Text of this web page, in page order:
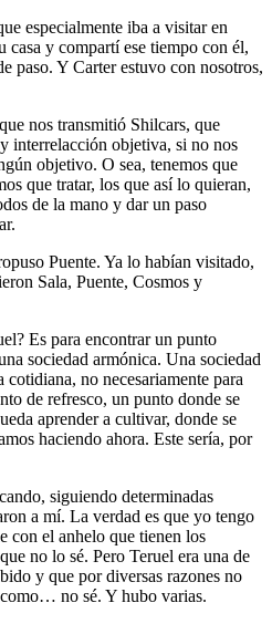
especialmente iba a visitar en
casa y compartí ese tiempo con él,
paso. Y Carter estuvo con nosotros,
nos transmitió Shilcars, que
interrelacción objetiva, si no nos
objetivo. O sea, tenemos que
que tratar, los que así lo quieran,
de la mano y dar un paso
Puente. Ya lo habían visitado,
Sala, Puente, Cosmos y
Es para encontrar un punto
sociedad armónica. Una sociedad
no necesariamente para
de refresco, un punto donde se
aprender a cultivar, donde se
haciendo ahora. Este sería, por
siguiendo determinadas
a mí. La verdad es que yo tengo
con el anhelo que tienen los
no lo sé. Pero Teruel era una de
y que por diversas razones no
no sé. Y hubo varias.